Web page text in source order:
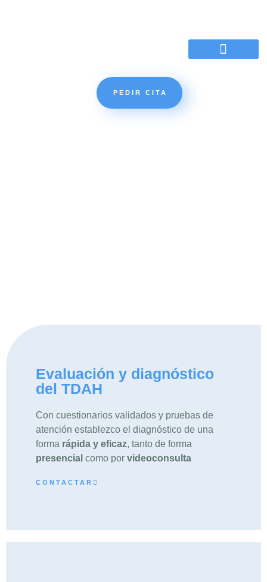
PEDIR CITA
Evaluación y diagnóstico
del TDAH
Con cuestionarios validados y pruebas de
atención establezco el diagnóstico de una
forma rápida y eficaz, tanto de forma
presencial como por videoconsulta
CONTACTAR